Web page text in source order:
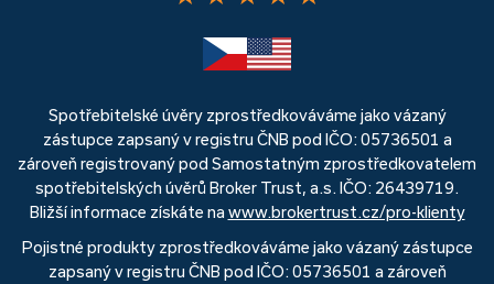
Spotřebitelské úvěry zprostředkováváme jako vázaný
zástupce zapsaný v registru ČNB pod IČO: 05736501 a
zároveň registrovaný pod Samostatným zprostředkovatelem
spotřebitelských úvěrů Broker Trust, a.s. IČO: 26439719.
Bližší informace získáte na www.brokertrust.cz/pro-klienty
Pojistné produkty zprostředkováváme jako vázaný zástupce
zapsaný v registru ČNB pod IČO: 05736501 a zároveň